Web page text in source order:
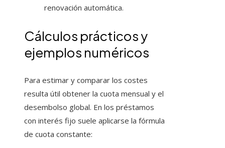
renovación automática.
Cálculos prácticos y
ejemplos numéricos
Para estimar y comparar los costes
resulta útil obtener la cuota mensual y el
desembolso global. En los préstamos
con interés fijo suele aplicarse la fórmula
de cuota constante: